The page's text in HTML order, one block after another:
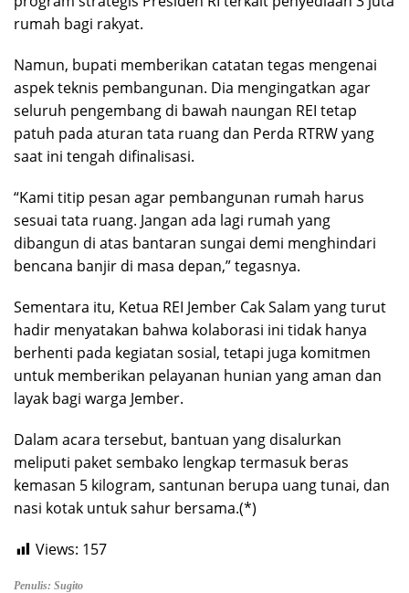
rumah bagi rakyat.
Namun, bupati memberikan catatan tegas mengenai
aspek teknis pembangunan. Dia mengingatkan agar
seluruh pengembang di bawah naungan REI tetap
patuh pada aturan tata ruang dan Perda RTRW yang
saat ini tengah difinalisasi.
“Kami titip pesan agar pembangunan rumah harus
sesuai tata ruang. Jangan ada lagi rumah yang
dibangun di atas bantaran sungai demi menghindari
bencana banjir di masa depan,” tegasnya.
Sementara itu, Ketua REI Jember Cak Salam yang turut
hadir menyatakan bahwa kolaborasi ini tidak hanya
berhenti pada kegiatan sosial, tetapi juga komitmen
untuk memberikan pelayanan hunian yang aman dan
layak bagi warga Jember.
Dalam acara tersebut, bantuan yang disalurkan
meliputi paket sembako lengkap termasuk beras
kemasan 5 kilogram, santunan berupa uang tunai, dan
nasi kotak untuk sahur bersama.(*)
Views: 157
Penulis: Sugito